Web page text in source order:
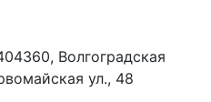
Волгоградская
ул., 48